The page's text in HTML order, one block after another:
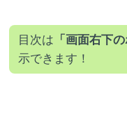
目次は 「画面右下
示できます！